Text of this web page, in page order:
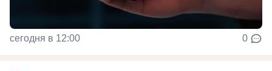
сегодня в 12:00 0